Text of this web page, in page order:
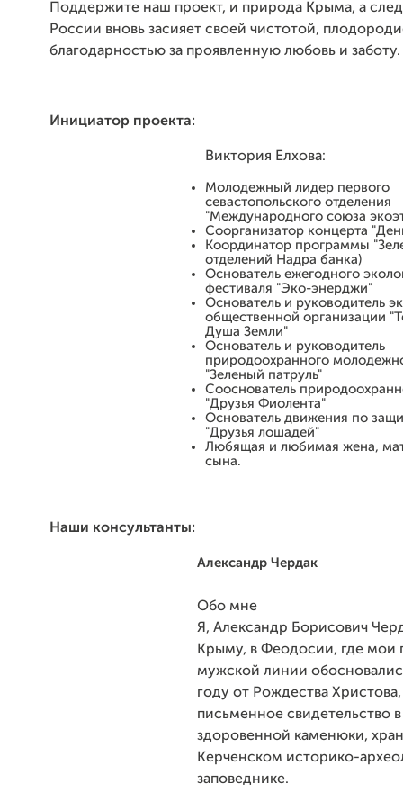
Поддержите наш проект, и природа Крыма, а
России вновь засияет своей чистотой,
благодарностью за проявленную любовь и заботу.
Инициатор проекта:
Виктория Елхова:
Молодежный лидер первого
севастопольского отделения
"Международного союза
Соорганизатор концерта
Координатор программы
отделений Надра банка)
Основатель ежегодного
фестиваля "Эко-энерджи"
Основатель и руководитель
общественной организации
Душа Земли"
Основатель и руководитель
природоохранного
"Зеленый патруль"
Сооснователь
"Друзья Фиолента"
Основатель движения по
"Друзья лошадей"
Любящая и любимая жена,
сына.
Наши консультанты:
Александр Чердак
Обо мне
Я, Александр Борисович
Крыму, в Феодосии, где мои
мужской линии
году от Рождества
письменное свидетельство
здоровенной каменюки,
Керченском историко-
заповеднике.